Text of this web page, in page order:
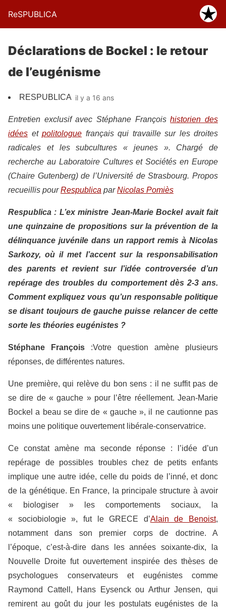
ReSPUBLICA
Déclarations de Bockel : le retour
de l’eugénisme
RESPUBLICA il y a 16 ans
Entretien exclusif avec Stéphane Françoishistorien des
idées et politologue français qui travaille sur les droites
radicales et les subcultures « jeunes ». Chargé de
recherche au Laboratoire Cultures et Sociétés en Europe
(Chaire Gutenberg) de l’Université de Strasbourg. Propos
recueillis pourRespublica parNicolas Pomiès
Respublica : L’ex ministre Jean-Marie Bockel avait fait
une quinzaine de propositions sur la prévention de la
délinquance juvénile dans un rapport remis à Nicolas
Sarkozy, où il met l’accent sur la responsabilisation
des parents et revient sur l’idée controversée d’un
repérage des troubles du comportement dès 2-3 ans.
Comment expliquez vous qu’un responsable politique
se disant toujours de gauche puisse relancer de cette
sorte les théories eugénistes ?
Stéphane François :Votre question amène plusieurs
réponses, de différentes natures.
Une première, qui relève du bon sens : il ne suffit pas de
se dire de « gauche » pour l’être réellement. Jean-Marie
Bockel a beau se dire de « gauche », il ne cautionne pas
moins une politique ouvertement libérale-conservatrice.
Ce constat amène ma seconde réponse : l’idée d’un
repérage de possibles troubles chez de petits enfants
implique une autre idée, celle du poids de l’inné, et donc
de la génétique. En France, la principale structure à avoir
« biologiser » les comportements sociaux, la
« sociobiologie », fut le GRECE d’Alain de Benoist,
notamment dans son premier corps de doctrine. A
l’époque, c’est-à-dire dans les années soixante-dix, la
Nouvelle Droite fut ouvertement inspirée des thèses de
psychologues conservateurs et eugénistes comme
Raymond Cattell, Hans Eysenck ou Arthur Jensen, qui
remirent au goût du jour les postulats eugénistes de la